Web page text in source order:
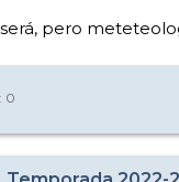
pero
0